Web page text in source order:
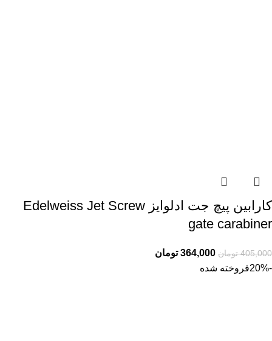
کارابین پیچ جت ادلوایز Edelweiss Jet Screw
gate carabiner
405,000 تومان 364,000 تومان
-20%
فروخته شده